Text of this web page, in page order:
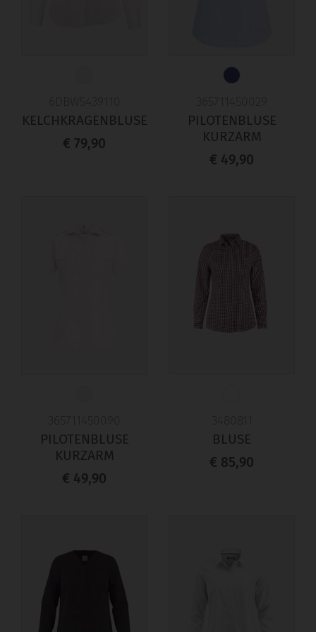
KELCHKRAGENBLUSE
€ 79,90
PILOTENBLUSE
KURZARM
€ 49,90
PILOTENBLUSE
KURZARM
€ 49,90
BLUSE
€ 85,90